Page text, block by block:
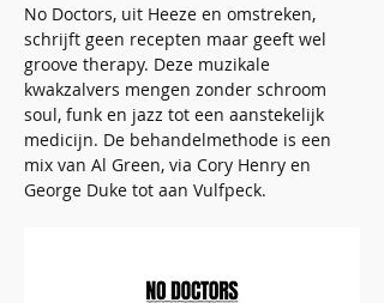
No Doctors, uit Heeze en omstreken,
schrijft geen recepten maar geeft wel
groove therapy. Deze muzikale
kwakzalvers mengen zonder schroom
soul, funk en jazz tot een aanstekelijk
medicijn. De behandelmethode is een
mix van Al Green, via Cory Henry en
George Duke tot aan Vulfpeck.